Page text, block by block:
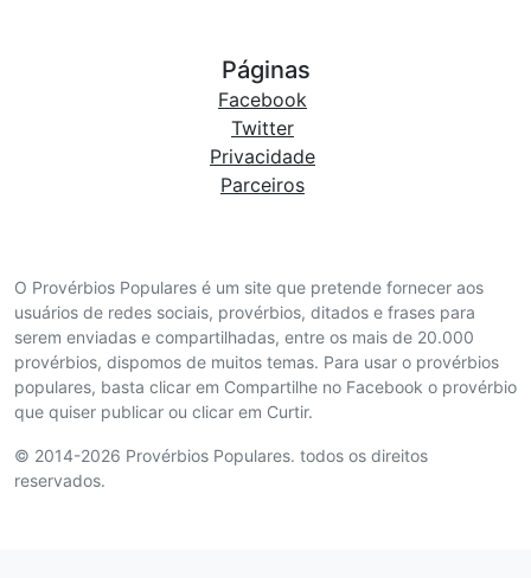
O Provérbios Populares é um site que pretende fornecer aos
usuários de redes sociais, provérbios, ditados e frases para
serem enviadas e compartilhadas, entre os mais de 20.000
provérbios, dispomos de muitos temas. Para usar o provérbios
populares, basta clicar em Compartilhe no Facebook o provérbio
que quiser publicar ou clicar em Curtir.
© 2014-2026 Provérbios Populares. todos os direitos
reservados.
Páginas
Facebook
Twitter
Privacidade
Parceiros